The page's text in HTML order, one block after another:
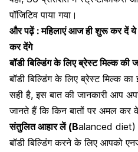
पॉजिटिव पाया गया।
और पढ़ें :महिलाएं आज ही शुरू कर दें
कर देंगे
बॉडी बिल्डिंग के लिए ब्रेस्ट मिल्क की
बॉडी बिल्डिंग के लिए ब्रेस्ट मिल्क
सही है, इस बात की जानकारी आप
जानते हैं कि किन बातों पर अमल कर
संतुलित आहार लें (Balanced diet)
बॉडी बिल्डिंग करने के लिए आपको